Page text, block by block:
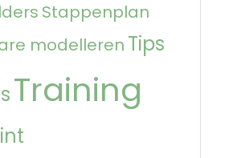
Stappenplan
modelleren Tips
Training